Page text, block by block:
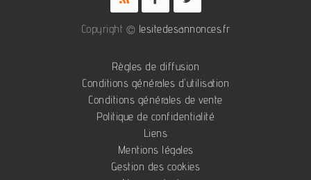
Copyright © lesitedesannonces.fr
Règles de diffusion
Conditions générales d'utilisation
Conditions générales de vente
Politique de confidentialité
Liens
Mentions légales
Gestion des cookies